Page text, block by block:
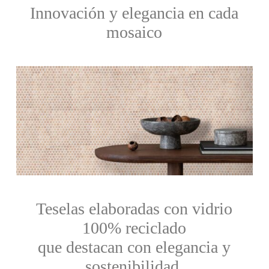
Innovación y elegancia en cada
mosaico
Teselas elaboradas con vidrio
100% reciclado
que destacan con elegancia y